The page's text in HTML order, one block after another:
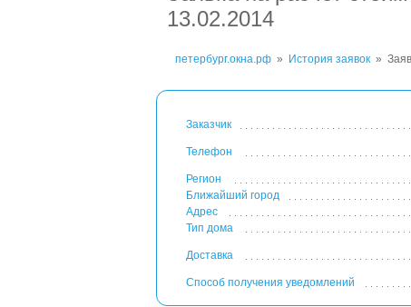
13.02.2014
петербург.окна.рф » История заявок »
Заказчик
Телефон
Регион
Ближайший город
Адрес
Тип дома
Доставка
Способ получения уведомлений